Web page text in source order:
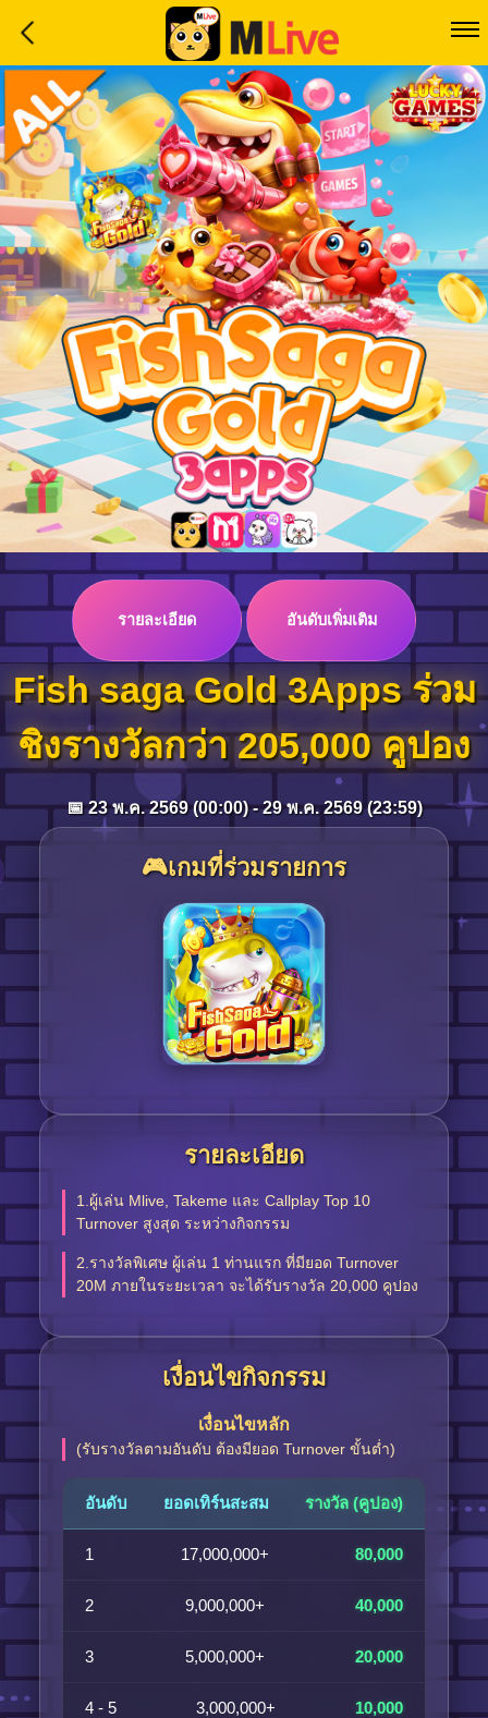
Home
Event
LuckyGame
WinwinCoin
Debit
Mdoll
Help
Support
Language
:
Log in
Top up
รายละเอียด อันดับเพิ่มเติม
Fish saga Gold 3Apps ร่วม
ชิงรางวัลกว่า 205,000 คูปอง
📅 23 พ.ค. 2569 (00:00) - 29 พ.ค. 2569 (23:59)
🎮เกมที่ร่วมรายการ
รายละเอียด
1.ผู้เล่น Mlive, Takeme และ Callplay Top 10
Turnover สูงสุด ระหว่างกิจกรรม
2.รางวัลพิเศษ ผู้เล่น 1 ท่านแรก ที่มียอด Turnover
20M ภายในระยะเวลา จะได้รับรางวัล 20,000 คูปอง
เงื่อนไขกิจกรรม
เงื่อนไขหลัก
(รับรางวัลตามอันดับ ต้องมียอด Turnover ขั้นต่ำ)
อันดับ ยอดเทิร์นสะสม รางวัล (คูปอง)
1 17,000,000+ 80,000
2 9,000,000+ 40,000
3 5,000,000+ 20,000
4 - 5 3,000,000+ 10,000